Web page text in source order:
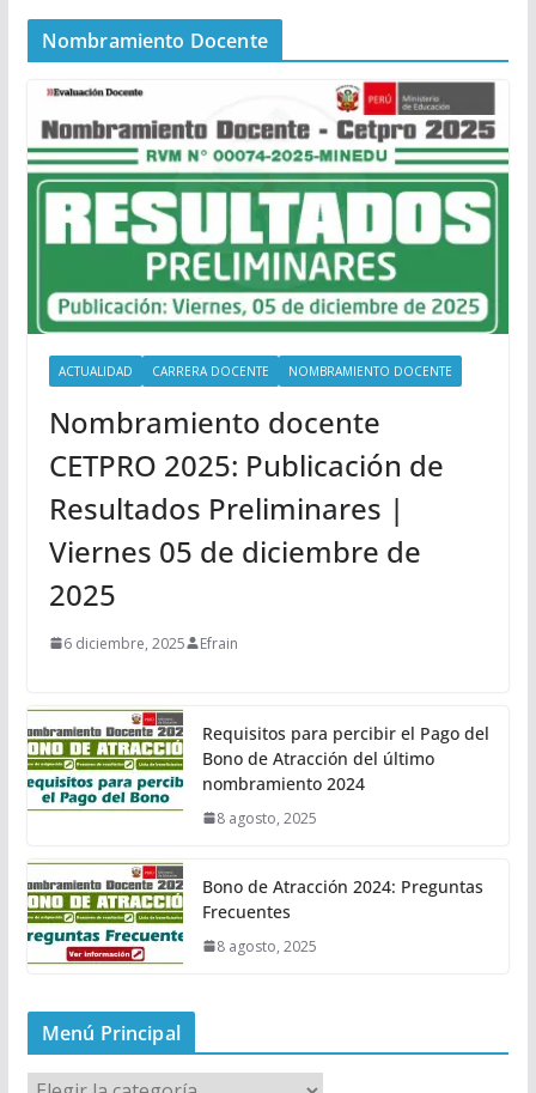
Nombramiento Docente
ACTUALIDAD CARRERA DOCENTE NOMBRAMIENTO DOCENTE
Nombramiento docente
CETPRO 2025: Publicación de
Resultados Preliminares |
Viernes 05 de diciembre de
2025
6 diciembre, 2025 Efrain
Requisitos para percibir el Pago del
Bono de Atracción del último
nombramiento 2024
8 agosto, 2025
Bono de Atracción 2024: Preguntas
Frecuentes
8 agosto, 2025
Menú Principal
M